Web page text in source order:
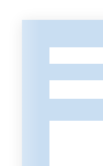
-